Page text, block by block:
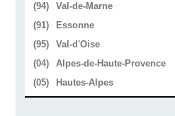
(94)
Val-de-Marne
(91)
Essonne
(95)
Val-d'Oise
(04)
Alpes-de-Haute-Provence
(05)
Hautes-Alpes